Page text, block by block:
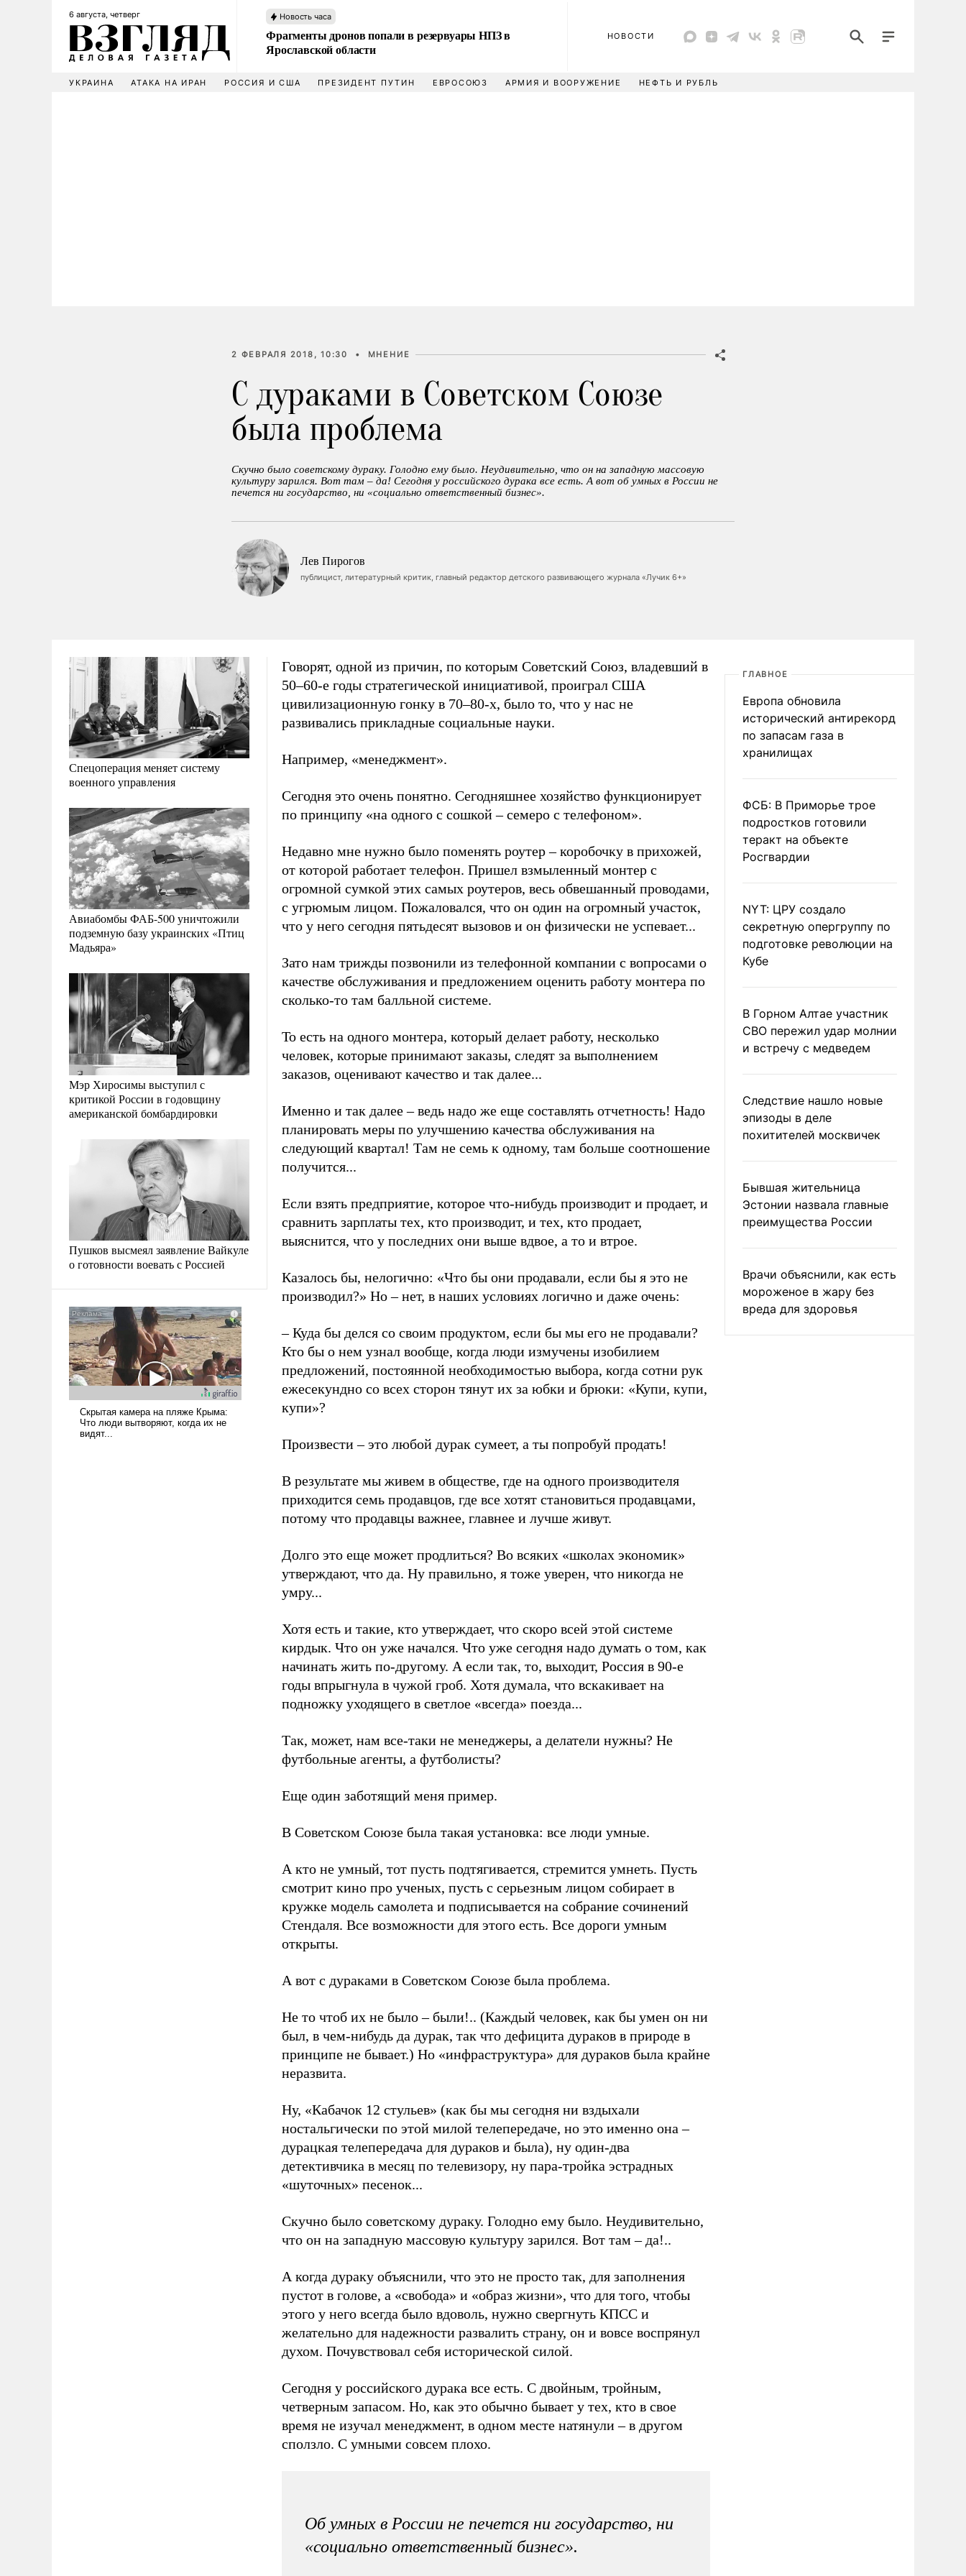
6 августа, четверг Новость часа
Фрагменты дронов попали в резервуары НПЗ в
Ярославской области
НОВОСТИ
УКРАИНА АТАКА НА ИРАН РОССИЯ И США ПРЕЗИДЕНТ ПУТИН ЕВРОСОЮЗ АРМИЯ И ВООРУЖЕНИЕ НЕФТЬ И РУБЛЬ
2 ФЕВРАЛЯ 2018, 10:30 • МНЕНИЕ
C дураками в Советском Союзе
была проблема
Скучно было советскому дураку. Голодно ему было. Неудивительно, что он на западную массовую
культуру зарился. Вот там – да! Сегодня у российского дурака все есть. А вот об умных в России не
печется ни государство, ни «социально ответственный бизнес».
Лев Пирогов
публицист, литературный критик, главный редактор детского развивающего журнала «Лучик 6+»
Спецоперация меняет систему
военного управления
Авиабомбы ФАБ-500 уничтожили
подземную базу украинских «Птиц
Мадьяра»
Мэр Хиросимы выступил с
критикой России в годовщину
американской бомбардировки
Пушков высмеял заявление Вайкуле
о готовности воевать с Россией
Говорят, одной из причин, по которым Советский Союз, владевший в
50–60-е годы стратегической инициативой, проиграл США
цивилизационную гонку в 70–80-х, было то, что у нас не
развивались прикладные социальные науки.
Например, «менеджмент».
Сегодня это очень понятно. Сегодняшнее хозяйство функционирует
по принципу «на одного с сошкой – семеро с телефоном».
Недавно мне нужно было поменять роутер – коробочку в прихожей,
от которой работает телефон. Пришел взмыленный монтер с
огромной сумкой этих самых роутеров, весь обвешанный проводами,
с угрюмым лицом. Пожаловался, что он один на огромный участок,
что у него сегодня пятьдесят вызовов и он физически не успевает...
Зато нам трижды позвонили из телефонной компании с вопросами о
качестве обслуживания и предложением оценить работу монтера по
сколько-то там балльной системе.
То есть на одного монтера, который делает работу, несколько
человек, которые принимают заказы, следят за выполнением
заказов, оценивают качество и так далее...
Именно и так далее – ведь надо же еще составлять отчетность! Надо
планировать меры по улучшению качества обслуживания на
следующий квартал! Там не семь к одному, там больше соотношение
получится...
Если взять предприятие, которое что-нибудь производит и продает, и
сравнить зарплаты тех, кто производит, и тех, кто продает,
выяснится, что у последних они выше вдвое, а то и втрое.
Казалось бы, нелогично: «Что бы они продавали, если бы я это не
производил?» Но – нет, в наших условиях логично и даже очень:
– Куда бы делся со своим продуктом, если бы мы его не продавали?
Кто бы о нем узнал вообще, когда люди измучены изобилием
предложений, постоянной необходимостью выбора, когда сотни рук
ежесекундно со всех сторон тянут их за юбки и брюки: «Купи, купи,
купи»?
Произвести – это любой дурак сумеет, а ты попробуй продать!
В результате мы живем в обществе, где на одного производителя
приходится семь продавцов, где все хотят становиться продавцами,
потому что продавцы важнее, главнее и лучше живут.
Долго это еще может продлиться? Во всяких «школах экономик»
утверждают, что да. Ну правильно, я тоже уверен, что никогда не
умру...
Хотя есть и такие, кто утверждает, что скоро всей этой системе
кирдык. Что он уже начался. Что уже сегодня надо думать о том, как
начинать жить по-другому. А если так, то, выходит, Россия в 90-е
годы впрыгнула в чужой гроб. Хотя думала, что вскакивает на
подножку уходящего в светлое «всегда» поезда...
Так, может, нам все-таки не менеджеры, а делатели нужны? Не
футбольные агенты, а футболисты?
Еще один заботящий меня пример.
В Советском Союзе была такая установка: все люди умные.
А кто не умный, тот пусть подтягивается, стремится умнеть. Пусть
смотрит кино про ученых, пусть с серьезным лицом собирает в
кружке модель самолета и подписывается на собрание сочинений
Стендаля. Все возможности для этого есть. Все дороги умным
открыты.
А вот с дураками в Советском Союзе была проблема.
Не то чтоб их не было – были!.. (Каждый человек, как бы умен он ни
был, в чем-нибудь да дурак, так что дефицита дураков в природе в
принципе не бывает.) Но «инфраструктура» для дураков была крайне
неразвита.
Ну, «Кабачок 12 стульев» (как бы мы сегодня ни вздыхали
ностальгически по этой милой телепередаче, но это именно она –
дурацкая телепередача для дураков и была), ну один-два
детективчика в месяц по телевизору, ну пара-тройка эстрадных
«шуточных» песенок...
Скучно было советскому дураку. Голодно ему было. Неудивительно,
что он на западную массовую культуру зарился. Вот там – да!..
А когда дураку объяснили, что это не просто так, для заполнения
пустот в голове, а «свобода» и «образ жизни», что для того, чтобы
этого у него всегда было вдоволь, нужно свергнуть КПСС и
желательно для надежности развалить страну, он и вовсе воспрянул
духом. Почувствовал себя исторической силой.
Сегодня у российского дурака все есть. С двойным, тройным,
четверным запасом. Но, как это обычно бывает у тех, кто в свое
время не изучал менеджмент, в одном месте натянули – в другом
сползло. С умными совсем плохо.
Об умных в России не печется ни государство, ни
«социально ответственный бизнес».
ГЛАВНОЕ
Европа обновила
исторический антирекорд
по запасам газа в
хранилищах
ФСБ: В Приморье трое
подростков готовили
теракт на объекте
Росгвардии
NYT: ЦРУ создало
секретную опергруппу по
подготовке революции на
Кубе
В Горном Алтае участник
СВО пережил удар молнии
и встречу с медведем
Следствие нашло новые
эпизоды в деле
похитителей москвичек
Бывшая жительница
Эстонии назвала главные
преимущества России
Врачи объяснили, как есть
мороженое в жару без
вреда для здоровья